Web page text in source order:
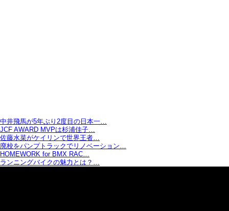
中井飛馬が5年ぶり2度目の日本一…
JCF AWARD MVPは杉浦佳子…
佐藤水菜がケイリンで世界王者…
廃校をパンプトラックでリノベーション…
HOMEWORK for BMX RAC…
ランニングバイクの魅力とは？…